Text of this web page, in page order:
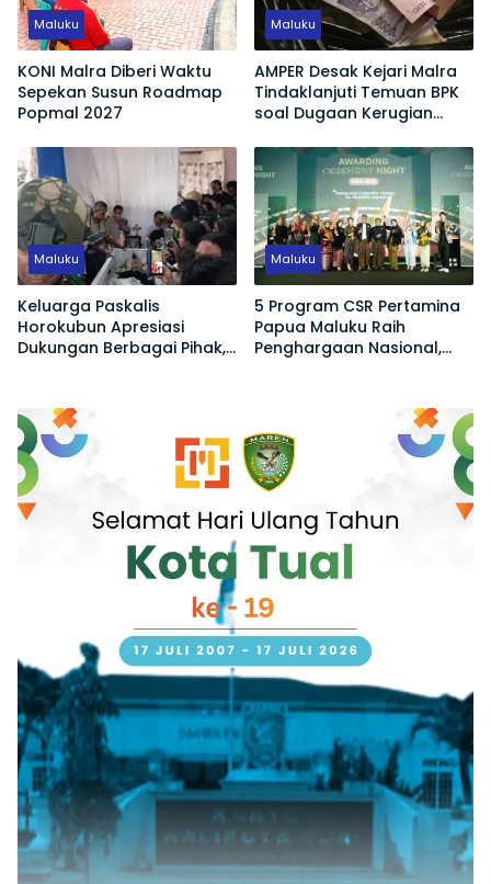
Maluku
KONI Malra Diberi Waktu
Sepekan Susun Roadmap
Popmal 2027
Maluku
AMPER Desak Kejari Malra
Tindaklanjuti Temuan BPK
soal Dugaan Kerugian
Langgur
Maluku
Keluarga Paskalis
Horokubun Apresiasi
Dukungan Berbagai Pihak,
Terjamin
Maluku
5 Program CSR Pertamina
Papua Maluku Raih
Penghargaan Nasional,